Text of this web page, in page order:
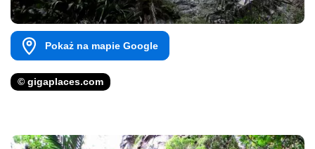
Pokaż na mapie Google
© gigaplaces.com